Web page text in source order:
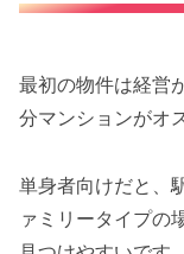
最初の物件は経営
分マンションがオ
単身者向けだと、
ァミリータイプの